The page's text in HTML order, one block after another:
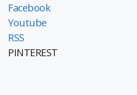
Facebook
Youtube
RSS
PINTEREST